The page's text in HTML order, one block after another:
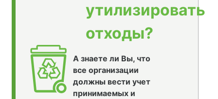
утилизировать
отходы?
А знаете ли Вы, что
все организации
должны вести учет
принимаемых и